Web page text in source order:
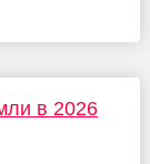
в 2026